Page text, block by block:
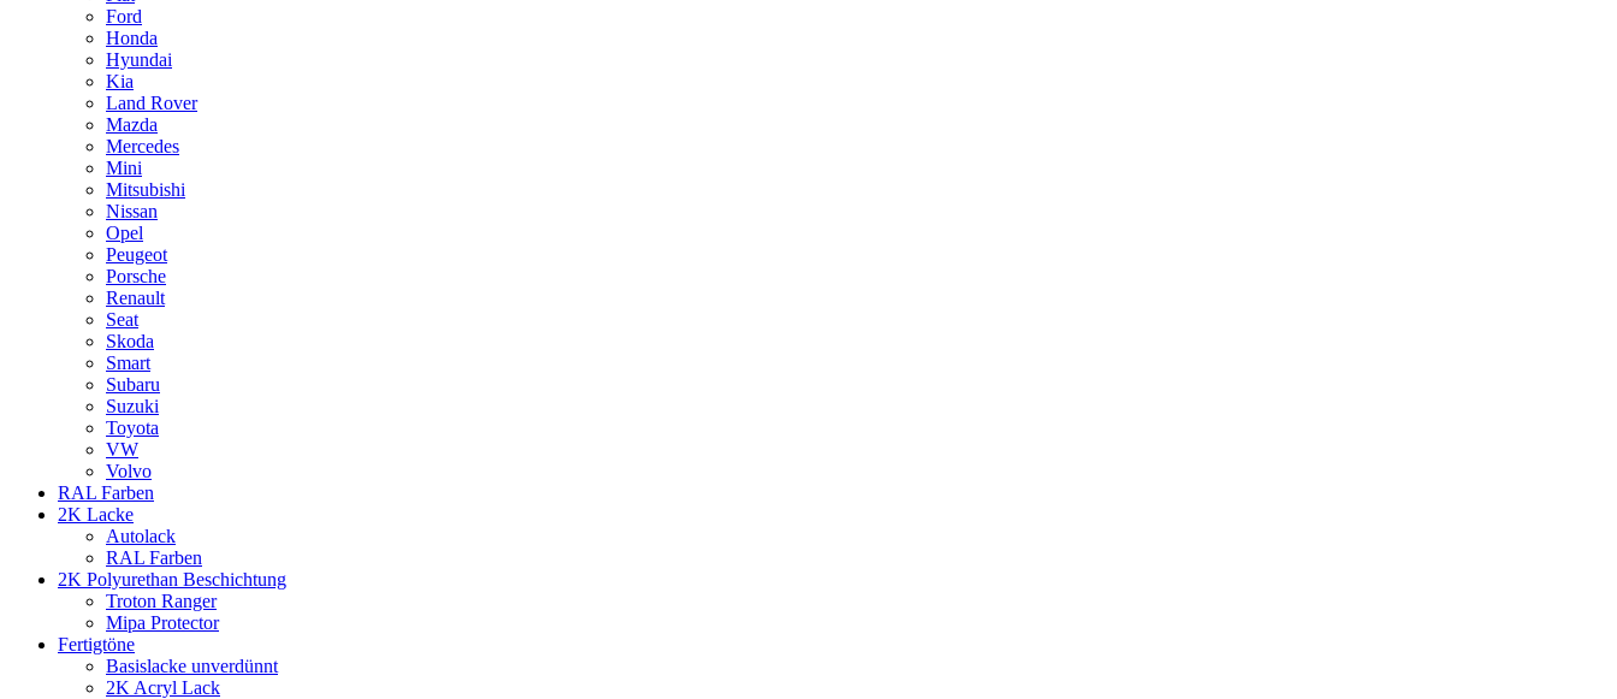
Ford
Honda
Hyundai
Kia
Land Rover
Mazda
Mercedes
Mini
Mitsubishi
Nissan
Opel
Peugeot
Porsche
Renault
Seat
Skoda
Smart
Subaru
Suzuki
Toyota
VW
Volvo
RAL Farben
2K Lacke
Autolack
RAL Farben
2K Polyurethan Beschichtung
Troton Ranger
Mipa Protector
Fertigtöne
Basislacke unverdünnt
2K Acryl Lack